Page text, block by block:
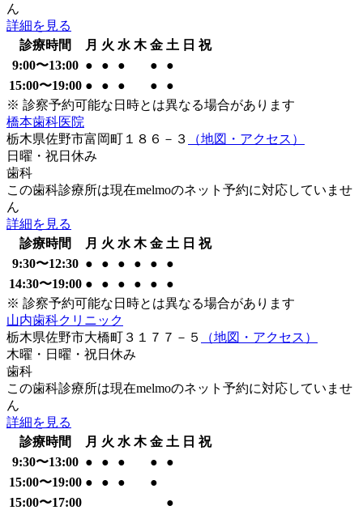
ん
詳細を見る
診療時間
月 火 水 木 金 土 日 祝
9:00〜13:00 ● ● ● ●
●
15:00〜19:00 ● ● ● ●
●
※ 診察予約可能な日時とは異なる場合があります
橋本歯科医院
栃木県佐野市富岡町１８６－３
（地図・アクセス）
日曜・祝日 休み
歯科
この歯科診療所は現在melmoのネット予約に対応していませ
ん
詳細を見る
診療時間
月 火 水 木 金 土 日 祝
9:30〜12:30 ● ● ● ● ●
●
14:30〜19:00 ● ● ● ● ●
●
※ 診察予約可能な日時とは異なる場合があります
山内歯科クリニック
栃木県佐野市大橋町３１７７－５
（地図・アクセス）
木曜・日曜・祝日 休み
歯科
この歯科診療所は現在melmoのネット予約に対応していませ
ん
詳細を見る
診療時間
月 火 水 木 金 土 日 祝
9:30〜13:00 ● ● ● ●
●
15:00〜19:00 ● ● ●
●
15:00〜17:00
●